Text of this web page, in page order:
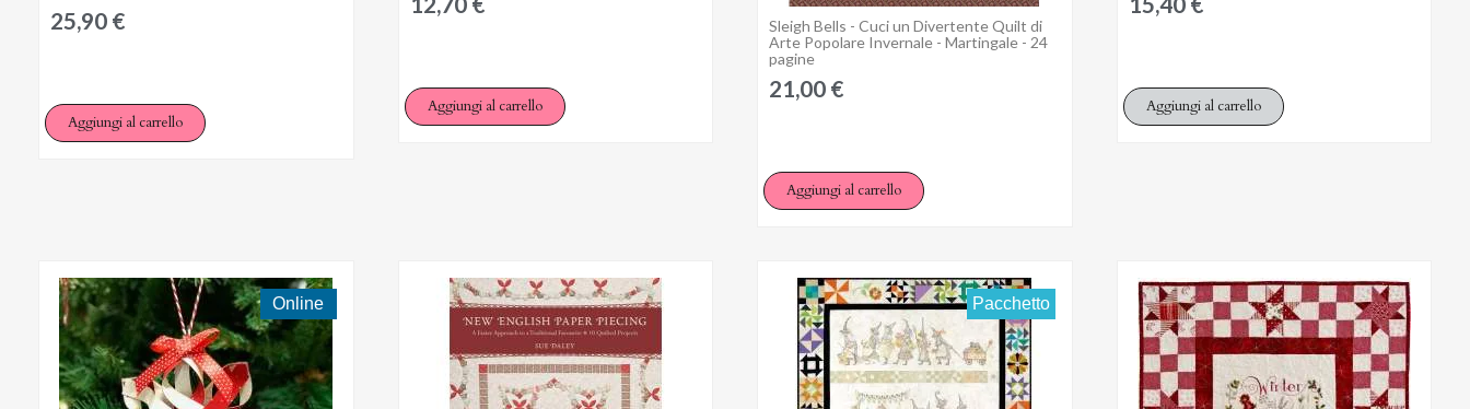
25,90 €
Aggiungi al carrello
Aggiungi al carrello
Anteprima
Sleigh Bells - Cuci un Divertente Quilt di
Arte Popolare Invernale - Martingale - 24
pagine
21,00 €
Aggiungi al carrello
Aggiungi al carrello
Online Pacchetto